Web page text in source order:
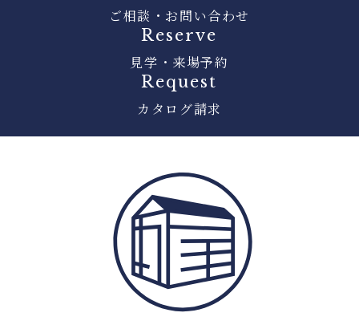
ご相談・お問い合わせ
Reserve
見学・来場予約
Request
カタログ請求